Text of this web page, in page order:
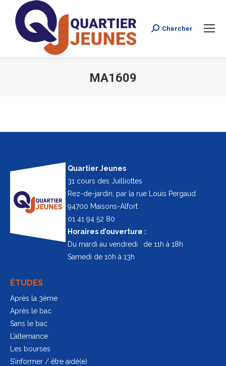
Search:
Chercher
MA1609
Quartier Jeunes
31 cours des Juilliottes
Rez-de-jardin, par la rue Louis Pergaud
94700 Maisons-Alfort
01 41 94 52 80
Horaires d’ouverture :
Du mardi au vendredi : de 11h à 18h
Samedi de 10h à 13h
ÉTUDES
Après la 3ème
Après le bac
Sans le bac
L’alternance
Les bourses
S’informer / être aidé(e)